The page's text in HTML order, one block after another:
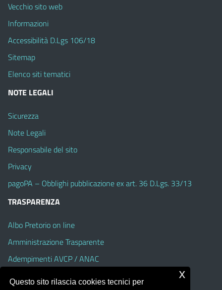
Vecchio sito web
Informazioni
Accessibilità D.Lgs 106/18
Sitemap
Elenco siti tematici
NOTE LEGALI
Sicurezza
Note Legali
Responsabile del sito
Privacy
pagoPA – Obblighi pubblicazione ex art. 36 D.Lgs. 33/13
TRASPARENZA
Albo Pretorio on line
Amministrazione Trasparente
Adempimenti AVCP / ANAC
Accesso Civico
Questo sito rilascia cookies tecnici per
x